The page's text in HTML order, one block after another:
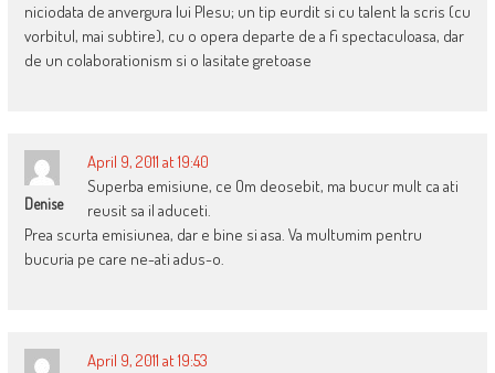
niciodata de anvergura lui Plesu; un tip eurdit si cu talent la scris (cu
vorbitul, mai subtire), cu o opera departe de a fi spectaculoasa, dar
de un colaborationism si o lasitate gretoase
Denise
April 9, 2011 at 19:40
Superba emisiune, ce Om deosebit, ma bucur mult ca ati
reusit sa il aduceti.
Prea scurta emisiunea, dar e bine si asa. Va multumim pentru
bucuria pe care ne-ati adus-o.
April 9, 2011 at 19:53